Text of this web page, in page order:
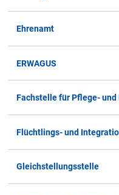
K
Ehrenamt
ERWAGUS
Fachstelle für Pflege-
Flüchtlings- und
Gleichstellungsstelle